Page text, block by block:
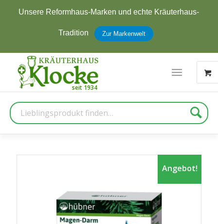
Unsere Reformhaus-Marken und echte Kräuterhaus-
Tradition Zur Markenwelt
Suche
Angebot!